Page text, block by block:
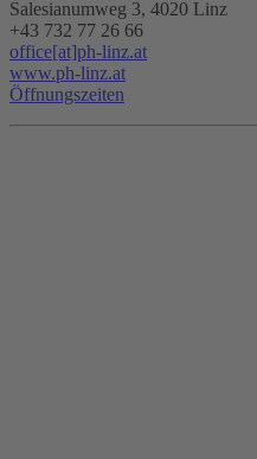
Salesianumweg 3, 4020 Linz
+43 732 77 26 66
office[at]ph-linz.at
www.ph-linz.at
Öffnungszeiten